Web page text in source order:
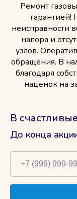
Ремонт
гарантией!
неисправности
напора и
узлов.
обращения. В
благодаря
наценок на
В
До конца